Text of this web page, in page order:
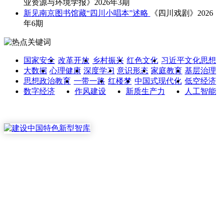
业资源与环境学报》2026年3期
新见南京图书馆藏“四川小唱本”述略
《四川戏剧》2026
年6期
国家安全 改革开放 乡村振兴 红色文化 习近平文化思想
大数据 心理健康 深度学习 意识形态 家庭教育 基层治理
思想政治教育 一带一路 红楼梦 中国式现代化 低空经济
数字经济
作风建设 新质生产力 人工智能